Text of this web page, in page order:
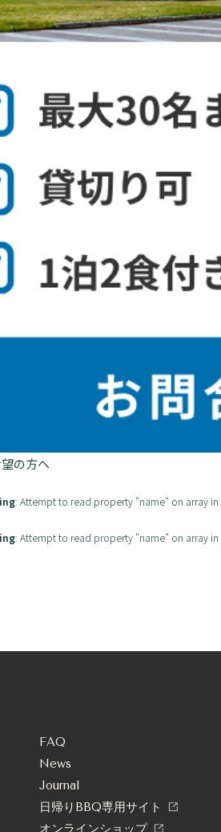
の方へ
: Attempt to read property "name" on array in
: Attempt to read property "name" on array in
FAQ
News
Journal
日帰りBBQ専用サイト
オンラインショップ